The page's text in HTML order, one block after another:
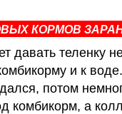
КОРМОВ
давать теленку
и к
потом
комбикорм, а